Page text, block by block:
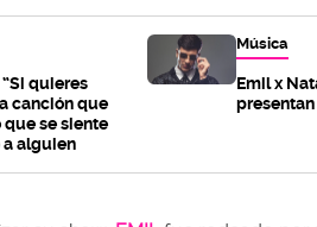
quieres
canción que
que se siente
a alguien
Música
Emil x